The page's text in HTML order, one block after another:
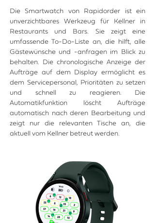
Die Smartwatch von Rapidorder ist ein
unverzichtbares Werkzeug für Kellner in
Restaurants und Bars. Sie zeigt eine
umfassende To-Do-Liste an, die hilft, alle
Gästewünsche und -anfragen im Blick zu
behalten. Die chronologische Anzeige der
Aufträge auf dem Display ermöglicht es
dem Servicepersonal, Prioritäten zu setzen
und schnell zu reagieren. Die
Automatikfunktion löscht Aufträge
automatisch nach deren Bearbeitung und
zeigt nur die relevanten Tische an, die
aktuell vom Kellner betreut werden.